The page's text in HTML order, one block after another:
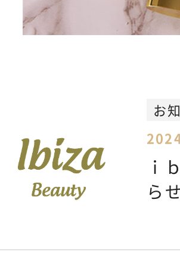
CONTENTS コンテ
ボ
NEWSお知らせ
お
ｉ
らせ